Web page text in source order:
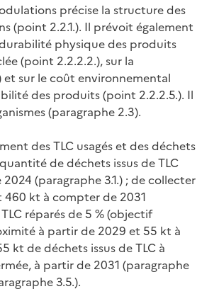
précise la structure des
(point 2.2.1.). Il prévoit également
physique des produits
(point 2.2.2.2.), sur la
sur le coût environnemental
des produits (point 2.2.2.5.). Il
(paragraphe 2.3).
des TLC usagés et des déchets
de déchets issus de TLC
(paragraphe 3.1.) ; de collecter
460 kt à compter de 2031
réparés de 5 % (objectif
à partir de 2029 et 55 kt à
kt de déchets issus de TLC à
à partir de 2031 (paragraphe
3.5.).